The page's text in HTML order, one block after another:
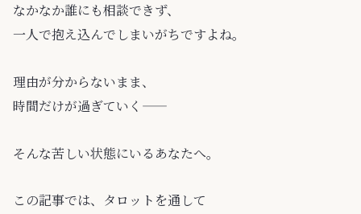
なかなか誰にも相談できず、
一人で抱え込んでしまいがちですよね。
理由が分からないまま、
時間だけが過ぎていく——
そんな苦しい状態にいるあなたへ。
この記事では、タロットを通して